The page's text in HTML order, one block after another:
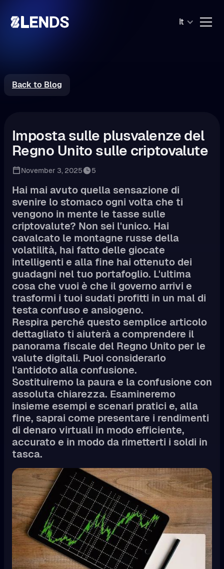
It
Back to Blog
Imposta sulle plusvalenze del
Regno Unito sulle criptovalute
November 3, 2025 5
Hai mai avuto quella sensazione di
svenire lo stomaco ogni volta che ti
vengono in mente le tasse sulle
criptovalute? Non sei l'unico. Hai
cavalcato le montagne russe della
volatilità, hai fatto delle giocate
intelligenti e alla fine hai ottenuto dei
guadagni nel tuo portafoglio. L'ultima
cosa che vuoi è che il governo arrivi e
trasformi i tuoi sudati profitti in un mal di
testa confuso e ansiogeno.
Respira perché questo semplice articolo
dettagliato ti aiuterà a comprendere il
panorama fiscale del Regno Unito per le
valute digitali. Puoi considerarlo
l'antidoto alla confusione.
Sostituiremo la paura e la confusione con
assoluta chiarezza. Esamineremo
insieme esempi e scenari pratici e, alla
fine, saprai come presentare i rendimenti
di denaro virtuali in modo efficiente,
accurato e in modo da rimetterti i soldi in
tasca.